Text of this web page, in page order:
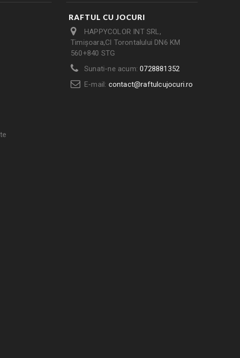
RAFTUL CU JOCURI
HAPPYCOLOR INT SRL,
Timișoara,Cl Torontalului DN6 KM
560+840 STG
Sunati-ne acum:0728881352
E-mail: contact@raftulcujocuri.ro